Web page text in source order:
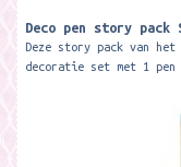
Deco pen story pack
Deze story pack van
decoratie set met 1